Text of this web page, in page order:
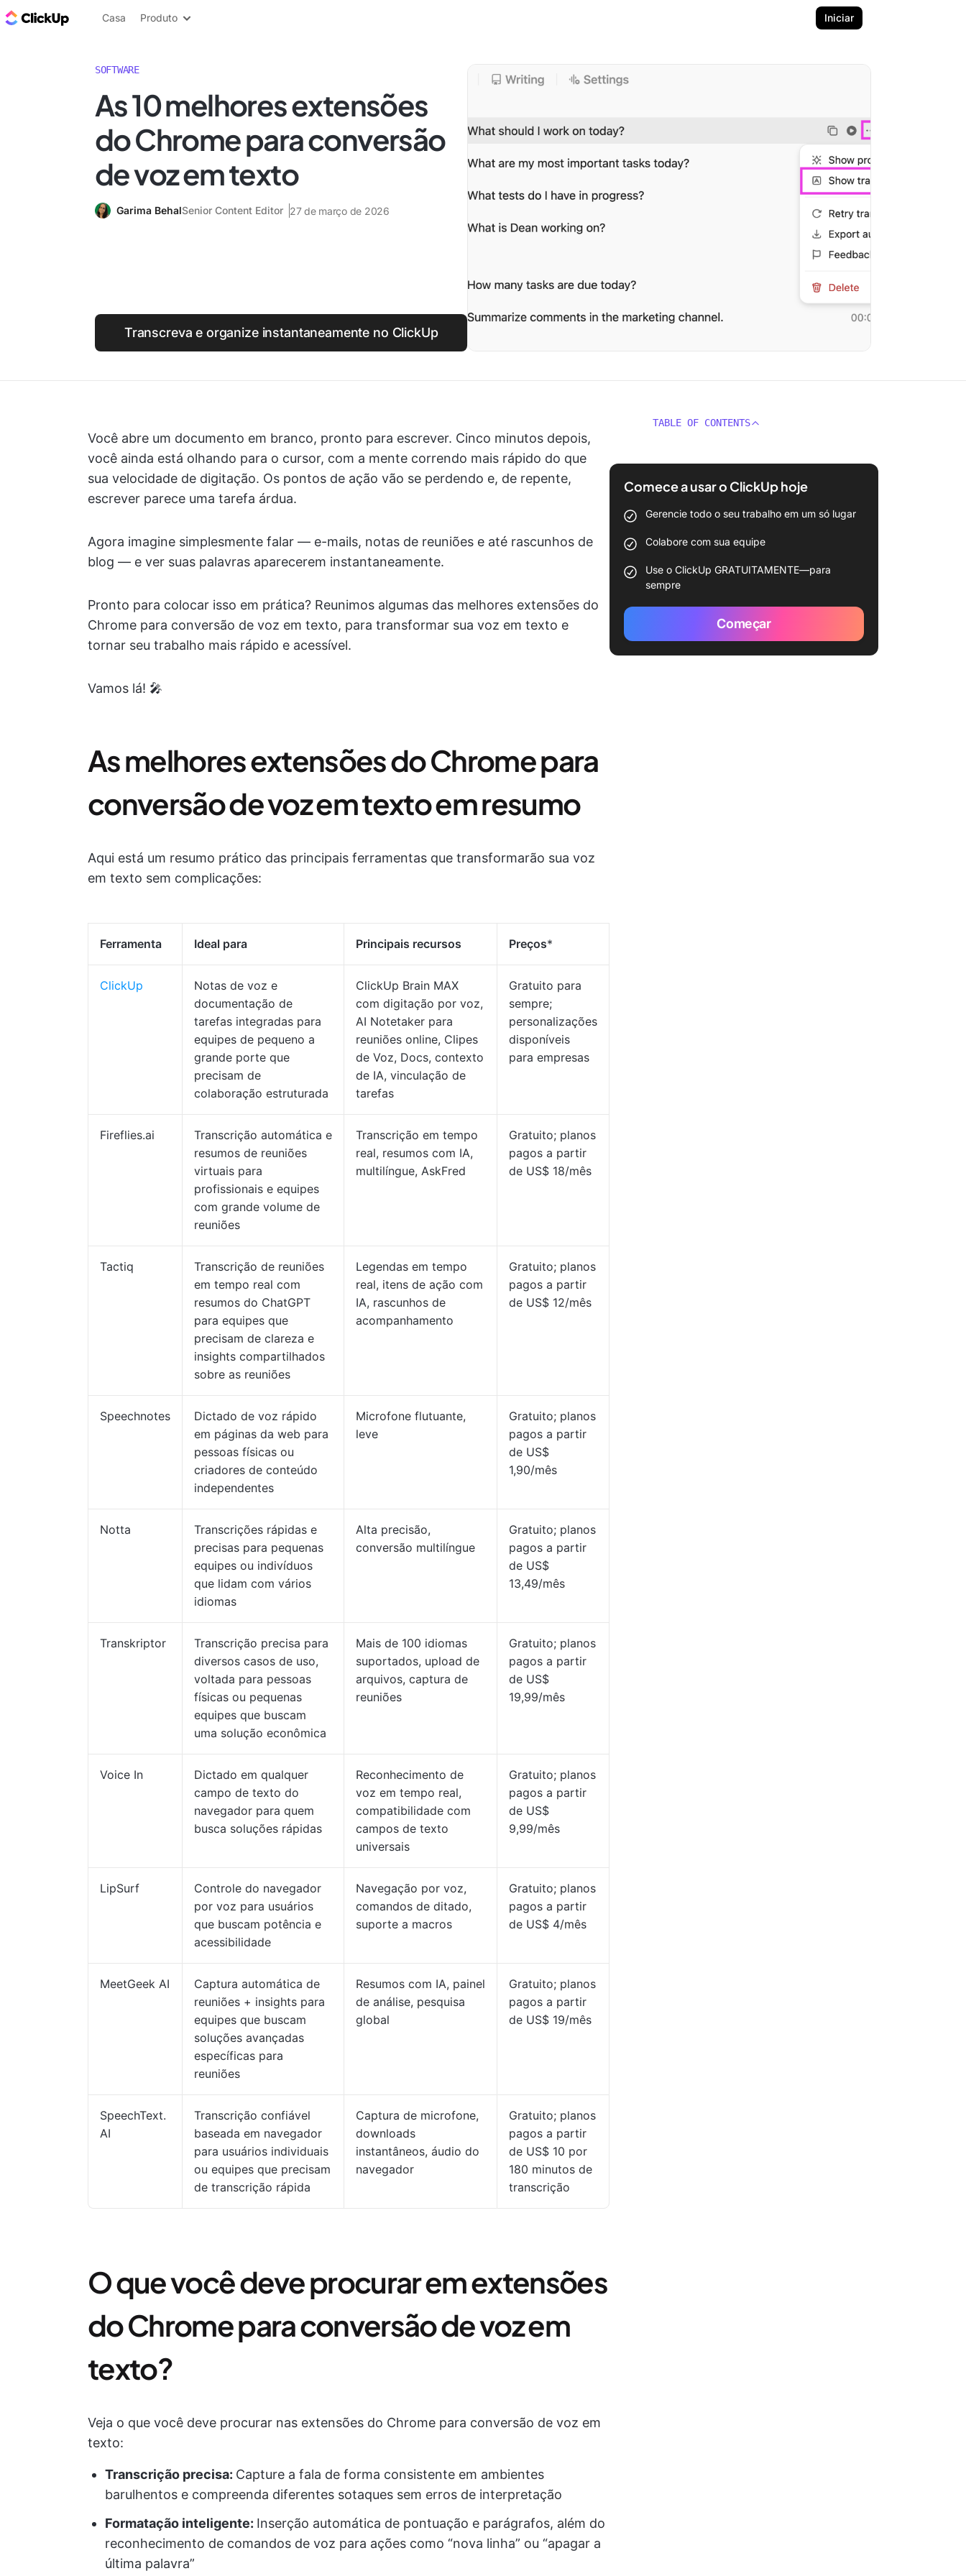
ClickUp Blogue
Casa Produto Iniciar
SOFTWARE
As 10 melhores extensões
do Chrome para conversão
de voz em texto
Garima BehalSenior Content Editor 27 de março de 2026
Transcreva e organize instantaneamente no ClickUp
Você abre um documento em branco, pronto para escrever. Cinco minutos depois,
você ainda está olhando para o cursor, com a mente correndo mais rápido do que
sua velocidade de digitação. Os pontos de ação vão se perdendo e, de repente,
escrever parece uma tarefa árdua.
Agora imagine simplesmente falar — e-mails, notas de reuniões e até rascunhos de
blog — e ver suas palavras aparecerem instantaneamente.
Pronto para colocar isso em prática? Reunimos algumas das melhores extensões do
Chrome para conversão de voz em texto, para transformar sua voz em texto e
tornar seu trabalho mais rápido e acessível.
Vamos lá! 🎤
As melhores extensões do Chrome para
conversão de voz em texto em resumo
Aqui está um resumo prático das principais ferramentas que transformarão sua voz
em texto sem complicações:
Ferramenta Ideal para Principais recursos Preços*
ClickUp
Notas de voz e
documentação de
tarefas integradas para
equipes de pequeno a
grande porte que
precisam de
colaboração estruturada
ClickUp Brain MAX
com digitação por voz,
AI Notetaker para
reuniões online, Clipes
de Voz, Docs, contexto
de IA, vinculação de
tarefas
Gratuito para
sempre;
personalizações
disponíveis
para empresas
Fireflies.ai
Transcrição automática e
resumos de reuniões
virtuais para
profissionais e equipes
com grande volume de
reuniões
Transcrição em tempo
real, resumos com IA,
multilíngue, AskFred
Gratuito; planos
pagos a partir
de US$ 18/mês
Tactiq
Transcrição de reuniões
em tempo real com
resumos do ChatGPT
para equipes que
precisam de clareza e
insights compartilhados
sobre as reuniões
Legendas em tempo
real, itens de ação com
IA, rascunhos de
acompanhamento
Gratuito; planos
pagos a partir
de US$ 12/mês
Speechnotes
Dictado de voz rápido
em páginas da web para
pessoas físicas ou
criadores de conteúdo
independentes
Microfone flutuante,
leve
Gratuito; planos
pagos a partir
de US$
1,90/mês
Notta
Transcrições rápidas e
precisas para pequenas
equipes ou indivíduos
que lidam com vários
idiomas
Alta precisão,
conversão multilíngue
Gratuito; planos
pagos a partir
de US$
13,49/mês
Transkriptor
Transcrição precisa para
diversos casos de uso,
voltada para pessoas
físicas ou pequenas
equipes que buscam
uma solução econômica
Mais de 100 idiomas
suportados, upload de
arquivos, captura de
reuniões
Gratuito; planos
pagos a partir
de US$
19,99/mês
Voice In
Dictado em qualquer
campo de texto do
navegador para quem
busca soluções rápidas
Reconhecimento de
voz em tempo real,
compatibilidade com
campos de texto
universais
Gratuito; planos
pagos a partir
de US$
9,99/mês
LipSurf
Controle do navegador
por voz para usuários
que buscam potência e
acessibilidade
Navegação por voz,
comandos de ditado,
suporte a macros
Gratuito; planos
pagos a partir
de US$ 4/mês
MeetGeek AI
Captura automática de
reuniões + insights para
equipes que buscam
soluções avançadas
específicas para
reuniões
Resumos com IA, painel
de análise, pesquisa
global
Gratuito; planos
pagos a partir
de US$ 19/mês
SpeechText.
AI
Transcrição confiável
baseada em navegador
para usuários individuais
ou equipes que precisam
de transcrição rápida
Captura de microfone,
downloads
instantâneos, áudio do
navegador
Gratuito; planos
pagos a partir
de US$ 10 por
180 minutos de
transcrição
O que você deve procurar em extensões
do Chrome para conversão de voz em
texto?
Veja o que você deve procurar nas extensões do Chrome para conversão de voz em
texto:
Transcrição precisa: Capture a fala de forma consistente em ambientes
barulhentos e compreenda diferentes sotaques sem erros de interpretação
Formatação inteligente: Inserção automática de pontuação e parágrafos, além do
reconhecimento de comandos de voz para ações como “nova linha” ou “apagar a
última palavra”
TABLE OF CONTENTS
Comece a usar o ClickUp hoje
Gerencie todo o seu trabalho em um só lugar
Colabore com sua equipe
Use o ClickUp GRATUITAMENTE—para
sempre
Começar